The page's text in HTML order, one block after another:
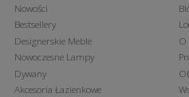
Nowości
Bestsellery
Designerskie Meble
Nowoczesne Lampy
Dywany
Akcesoria Łazienkowe
O